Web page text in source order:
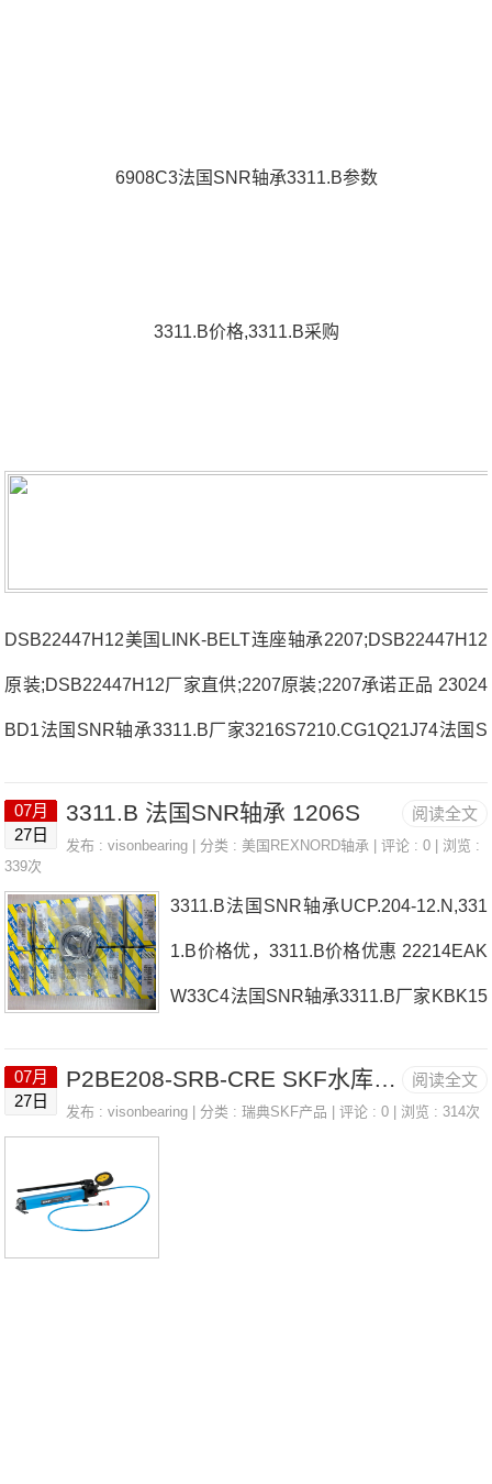
6908C3法国SNR轴承3311.B参数
3311.B价格,3311.B采购
DSB22447H12美国LINK-BELT连座轴承2207;DSB22447H12
原装;DSB22447H12厂家直供;2207原装;2207承诺正品 23024
BD1法国SNR轴承3311.B厂家3216S7210.CG1Q21J74法国S
11.B参数3311.B价格,3311.B采购 热销型号推荐：3311.B，D
SB22447H12 RK6-22N1Z，P2BE208-SRB-CRE热销品牌推
荐：6220C31313SK3311.B3311.B价格,3311.B采购3311.B价
格,3311.B采购6301法国SNR轴承3311.B厂家，SC.51
阅读全文
07月
27日
3311.B 法国SNR轴承 1206S
发布 :visonbearing | 分类 :美国REXNORD轴承 | 评论 : 0 | 浏览 :
339次
3311.B法国SNR轴承UCP.204-12.N,331
1.B价格优，3311.B价格优惠 22214EAK
W33C4法国SNR轴承3311.B厂家KBK15
格6200FT150K65X70X30法国SNR轴承
阅读全文
07月
27日
P2BE208-SRB-CRE SKF水库 LINCOLN 223-13686-1
发布 :visonbearing | 分类 :瑞典SKF产品 | 评论 : 0 | 浏览 : 314次